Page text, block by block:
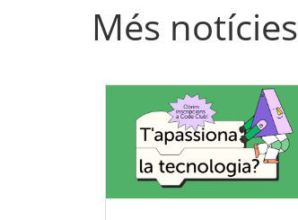
Més notícies